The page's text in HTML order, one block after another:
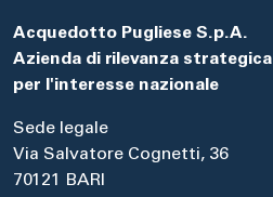
Acquedotto Pugliese S.p.A.
Azienda di rilevanza strategica
per l'interesse nazionale
Sede legale
Via Salvatore Cognetti, 36
70121 BARI